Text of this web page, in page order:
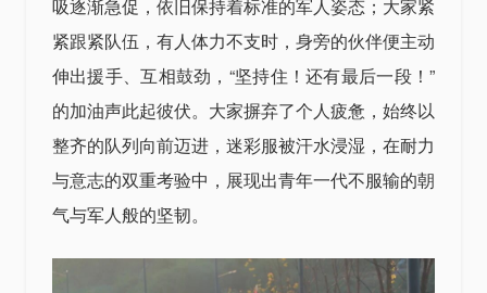
吸逐渐急促，依旧保持着标准的军人姿态；大家紧
紧跟紧队伍，有人体力不支时，身旁的伙伴便主动
伸出援手、互相鼓劲，“坚持住！还有最后一段！”
的加油声此起彼伏。大家摒弃了个人疲惫，始终以
整齐的队列向前迈进，迷彩服被汗水浸湿，在耐力
与意志的双重考验中，展现出青年一代不服输的朝
气与军人般的坚韧。